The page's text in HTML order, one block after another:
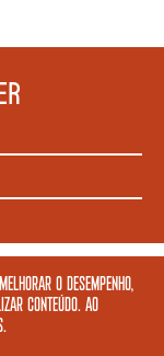
o desempenho,
conteúdo. Ao
20. EDIFÍCIO COPAN AV
OS DIREITOS